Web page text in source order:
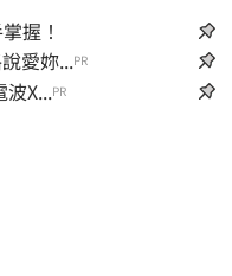
握！
愛妳...PR
X...PR